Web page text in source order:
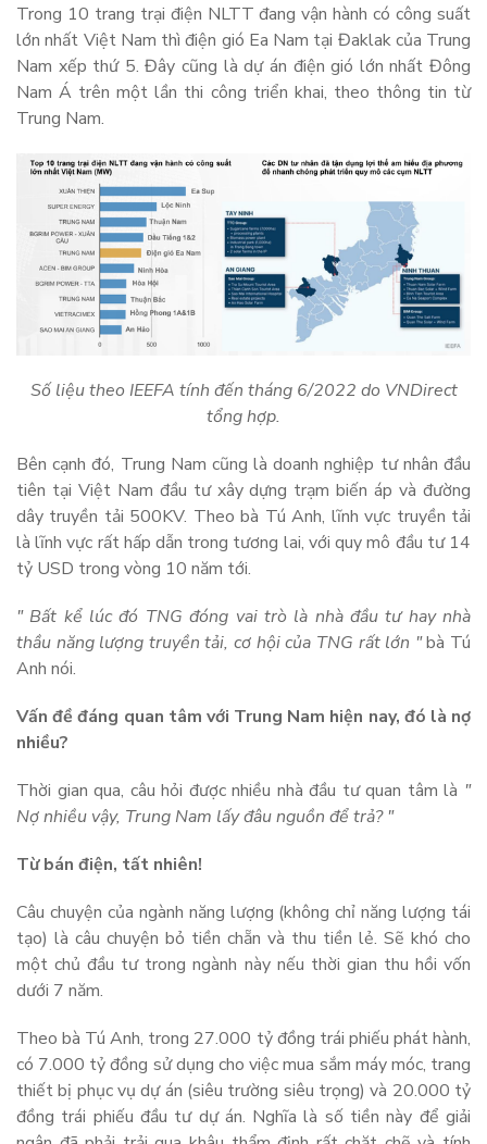
Trong 10 trang trại điện NLTT đang vận hành có công suất
lớn nhất Việt Nam thì điện gió Ea Nam tại Đaklak của Trung
Nam xếp thứ 5. Đây cũng là dự án điện gió lớn nhất Đông
Nam Á trên một lần thi công triển khai, theo thông tin từ
Trung Nam.
Số liệu theo IEEFA tính đến tháng 6/2022 do VNDirect
tổng hợp.
Bên cạnh đó, Trung Nam cũng là doanh nghiệp tư nhân đầu
tiên tại Việt Nam đầu tư xây dựng trạm biến áp và đường
dây truyền tải 500KV. Theo bà Tú Anh, lĩnh vực truyền tải
là lĩnh vực rất hấp dẫn trong tương lai, với quy mô đầu tư 14
tỷ USD trong vòng 10 năm tới.
" Bất kể lúc đó TNG đóng vai trò là nhà đầu tư hay nhà
thầu năng lượng truyền tải, cơ hội của TNG rất lớn "bà Tú
Anh nói.
Vấn đề đáng quan tâm với Trung Nam hiện nay, đó là nợ
nhiều?
Thời gian qua, câu hỏi được nhiều nhà đầu tư quan tâm là "
Nợ nhiều vậy, Trung Nam lấy đâu nguồn để trả? "
Từ bán điện, tất nhiên!
Câu chuyện của ngành năng lượng (không chỉ năng lượng tái
tạo) là câu chuyện bỏ tiền chẵn và thu tiền lẻ. Sẽ khó cho
một chủ đầu tư trong ngành này nếu thời gian thu hồi vốn
dưới 7 năm.
Theo bà Tú Anh, trong 27.000 tỷ đồng trái phiếu phát hành,
có 7.000 tỷ đồng sử dụng cho việc mua sắm máy móc, trang
thiết bị phục vụ dự án (siêu trường siêu trọng) và 20.000 tỷ
đồng trái phiếu đầu tư dự án. Nghĩa là số tiền này để giải